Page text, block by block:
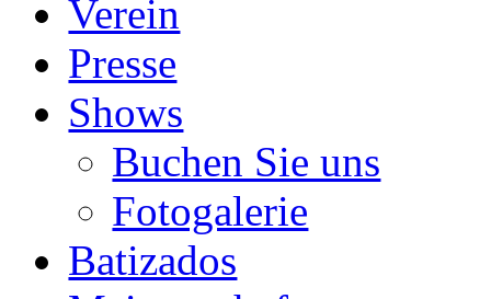
Verein
Presse
Shows
Buchen Sie uns
Fotogalerie
Batizados